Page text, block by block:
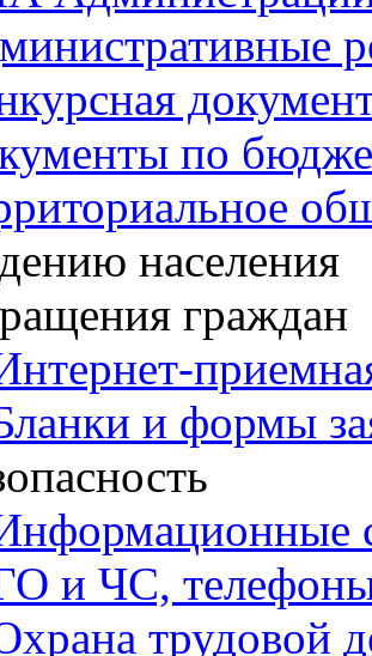
по
населения
граждан
и формы
и ЧС,
трудовой